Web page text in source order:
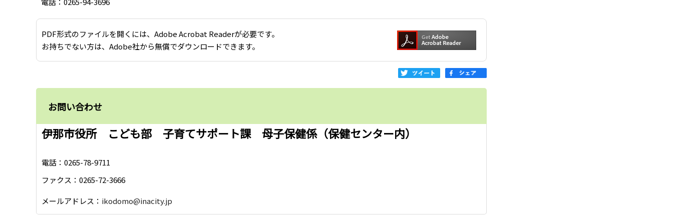
PDF形式のファイルを開くには、Adobe Acrobat Readerが必要です。
お持ちでない方は、Adobe社から無償でダウンロードできます。
お問い合わせ
伊那市役所 こども部 子育てサポート課 母子保健係（保健センター内）
電話：0265-78-9711
ファクス：0265-72-3666
メールアドレス： ikodomo@inacity.jp